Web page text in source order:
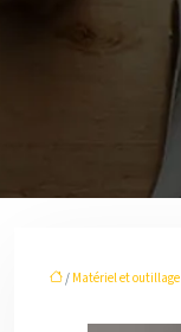
/ Matériel et outillage